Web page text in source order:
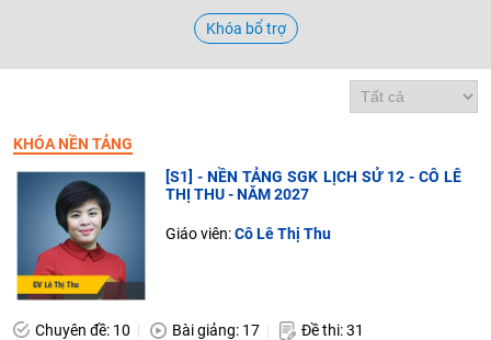
Khóa bổ trợ
KHÓA NỀN TẢNG
[S1] - NỀN TẢNG SGK LỊCH SỬ 12 - CÔ LÊ
THỊ THU - NĂM 2027
Giáo viên:Cô Lê Thị Thu
Chuyên đề: 10 Bài giảng: 17
Đề thi: 31